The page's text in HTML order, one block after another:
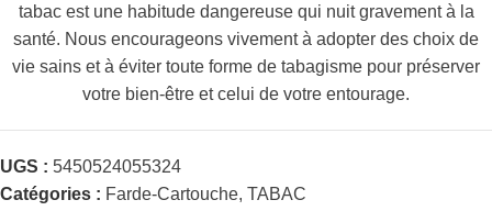
tabac est une habitude dangereuse qui nuit gravement à la
santé. Nous encourageons vivement à adopter des choix de
vie sains et à éviter toute forme de tabagisme pour préserver
votre bien-être et celui de votre entourage.
UGS : 5450524055324
Catégories : Farde-Cartouche, TABAC